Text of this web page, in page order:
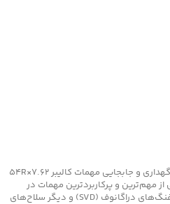
بیشتر بدانیم: این جعبه در اصل برای نگهداری و جابجایی مهمات کالیبر ۷.۶۲×۵۴R
مهم‌ترین و پرکاربردترین مهمات در
سلاح‌های شرقی همچون تیربار PKM، تفنگ‌های دراگانوف (SVD) و دیگر سلاح‌های